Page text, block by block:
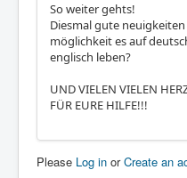
So weiter gehts!
Diesmal gute
möglichkeit es auf
englisch leben?
UND VIELEN VIELEN
FÜR EURE HILFE!!!
Please Log in orCreate an